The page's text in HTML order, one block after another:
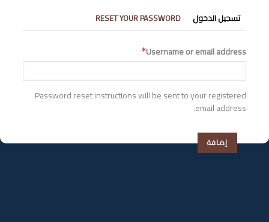
التبويبات
الأساسية
تسجيل الدخول RESET YOUR PASSWORD
Username or email address
Password reset instructions will be sent to your registered
email address.